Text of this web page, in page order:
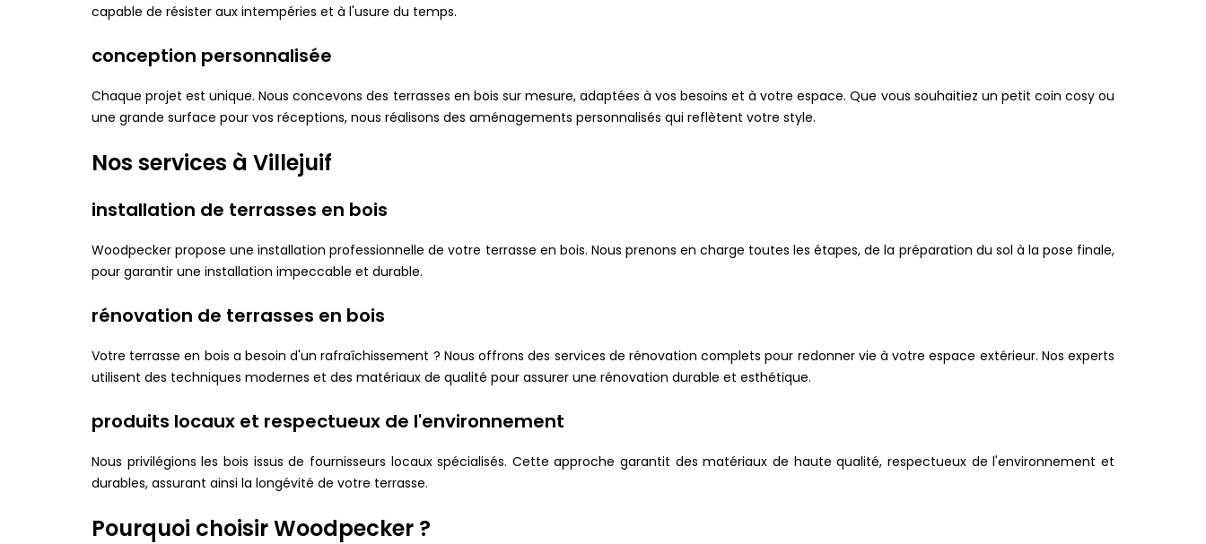
capable de résister aux intempéries et à l'usure du temps.
conception personnalisée
Chaque projet est unique. Nous concevons des terrasses en bois sur mesure, adaptées à vos besoins et à votre espace. Que vous souhaitiez un petit coin cosy ou
une grande surface pour vos réceptions, nous réalisons des aménagements personnalisés qui reflètent votre style.
Nos services à Villejuif
installation de terrasses en bois
Woodpecker propose une installation professionnelle de votre terrasse en bois. Nous prenons en charge toutes les étapes, de la préparation du sol à la pose finale,
pour garantir une installation impeccable et durable.
rénovation de terrasses en bois
Votre terrasse en bois a besoin d'un rafraîchissement ? Nous offrons des services de rénovation complets pour redonner vie à votre espace extérieur. Nos experts
utilisent des techniques modernes et des matériaux de qualité pour assurer une rénovation durable et esthétique.
produits locaux et respectueux de l'environnement
Nous privilégions les bois issus de fournisseurs locaux spécialisés. Cette approche garantit des matériaux de haute qualité, respectueux de l'environnement et
durables, assurant ainsi la longévité de votre terrasse.
Pourquoi choisir Woodpecker ?